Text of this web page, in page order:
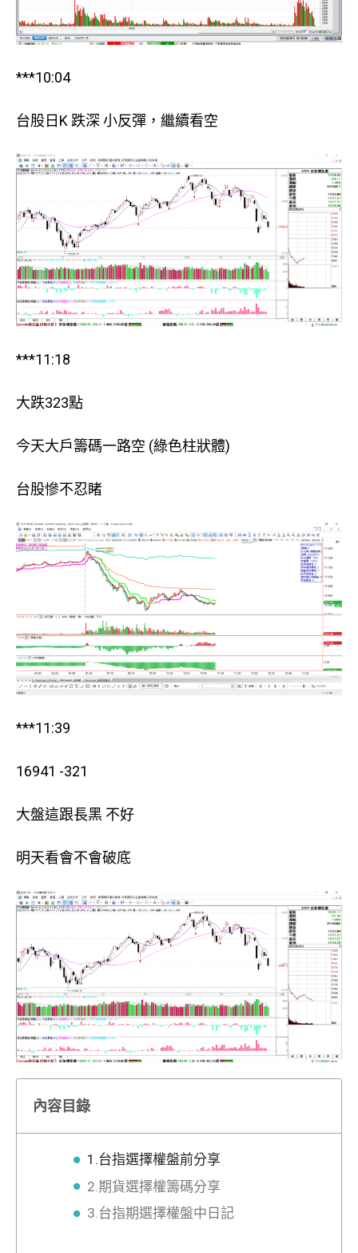
***10:04
台股日K 跌深 小反彈，繼續看空
***11:18
大跌323點
今天大戶籌碼一路空 (綠色柱狀體)
台股慘不忍睹
***11:39
16941 -321
大盤這跟長黑 不好
明天看會不會破底
內容目錄
1.台指選擇權盤前分享
2.期貨選擇權籌碼分享
3.台指期選擇權盤中日記